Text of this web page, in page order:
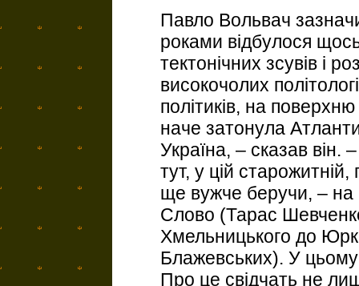
Павло Вольвач
роками відбулося
тектонічних зсувів і
високочолих
політиків, на
наче затонула
Україна, – сказав він.
тут, у цій старожитній,
ще вужче беручи, – на
Слово (Тарас
Хмельницького до
Блажевських). У цьому
Про це свідчать не